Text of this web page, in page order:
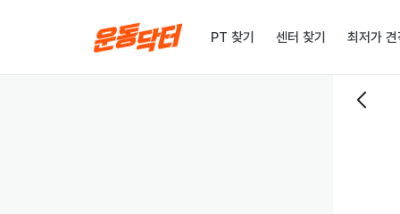
PT 찾기 센터 찾기 최저가